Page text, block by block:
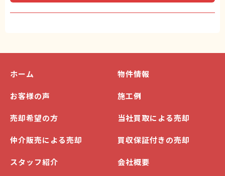
ホーム 物件情報
お客様の声 施工例
売却希望の方 当社買取による売却
仲介販売による売却 買収保証付きの売却
スタッフ紹介 会社概要